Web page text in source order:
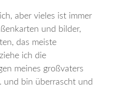
aber vieles ist immer
und bilder,
das meiste
ich die
meines großvaters
und bin überrascht und